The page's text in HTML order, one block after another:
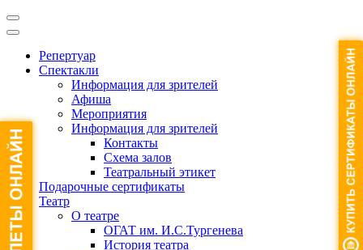
Репертуар
Спектакли
Информация для зрителей
Афиша
Мероприятия
Информация для зрителей
Контакты
Схема залов
Театральный этикет
Подарочные сертификаты
Театр
О театре
ОГАТ им. И.С.Тургенева
История театра